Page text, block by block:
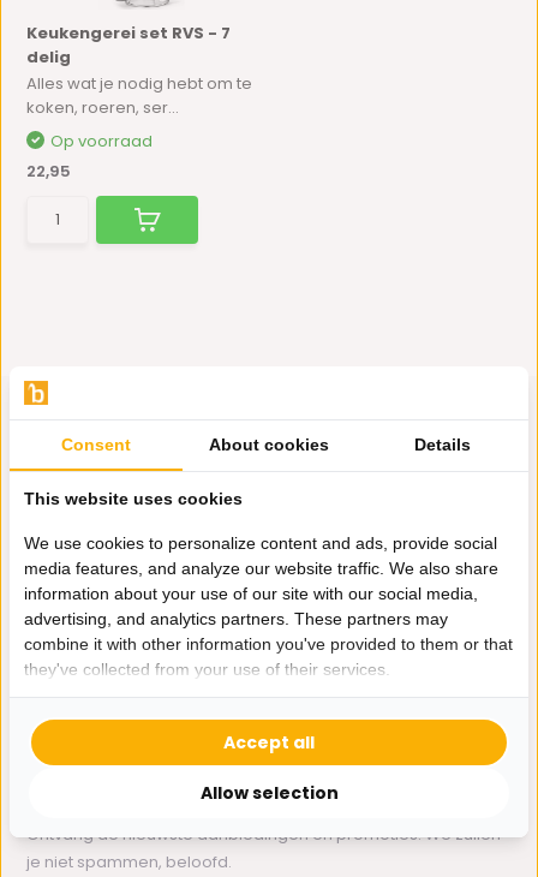
Keukengerei set RVS - 7
delig
Alles wat je nodig hebt om te
koken, roeren, ser...
Op voorraad
22,95
Hulp nodig?
Whatsapp ons
0162-231130
klantenservice@bazaaronline.nl
Ontvang de nieuwste aanbiedingen en promoties. We zullen
je niet spammen, beloofd.
Consent About cookies Details
This website uses cookies
We use cookies to personalize content and ads, provide social
media features, and analyze our website traffic. We also share
information about your use of our site with our social media,
advertising, and analytics partners. These partners may
combine it with other information you've provided to them or that
they've collected from your use of their services.
Allow selection
Accept all